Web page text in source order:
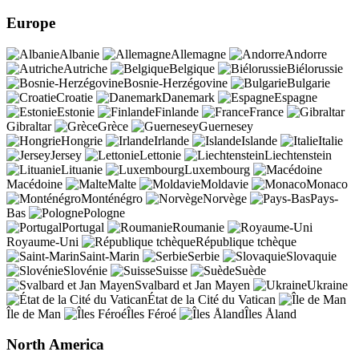
Europe
Albanie Allemagne
Andorre
Autriche
Belgique
Biélorussie
Bosnie-Herzégovine
Bulgarie
Croatie
Danemark
Espagne
Estonie
Finlande
France
Gibraltar
Grèce
Guernesey
Hongrie
Irlande Islande
Italie
Jersey
Lettonie
Liechtenstein
Lituanie
Luxembourg
Macédoine
Malte Moldavie
Monaco
Monténégro
Norvège
Pays-
Bas
Pologne
Portugal
Roumanie
Royaume-Uni
République tchèque
Saint-Marin
Serbie
Slovaquie
Slovénie
Suisse
Suède
Svalbard et Jan Mayen
Ukraine
État de la Cité du Vatican
Île de Man
Îles Féroé Îles Åland
North America